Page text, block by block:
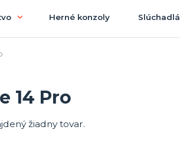
Herné konzoly Slúchadlá
14 Pro
žiadny tovar.